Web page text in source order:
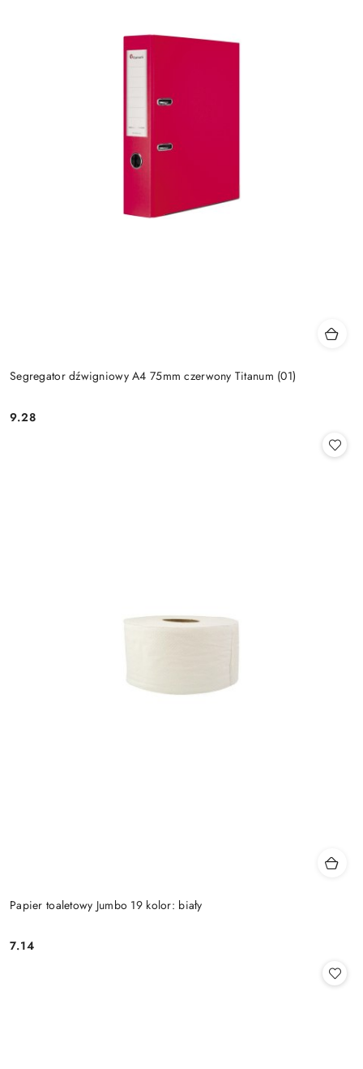
Segregator dźwigniowy A4 75mm czerwony Titanum (01)
Cena:
9.28
Papier toaletowy Jumbo 19 kolor: biały
Cena:
7.14